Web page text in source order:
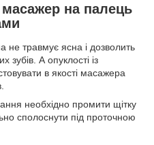
на палець
не травмує ясна і дозволить
зубів. А опуклості із
в якості масажера
необхідно промити щітку
сполоснути під проточною